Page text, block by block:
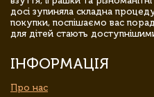
досі зупиняла складна
покупки, поспішаємо вас
для дітей стають
ІНФОРМАЦІЯ
Про нас